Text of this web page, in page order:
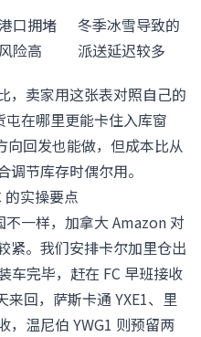
口拥堵
风险高
冬季冰雪导致的
派送延迟较多
，卖家用这张表对照自己的
在哪里更能卡住入库窗
向回发也能做，但成本比从
节库存时偶尔用。
的实操要点
一样，加拿大 Amazon 对
紧。我们安排卡尔加里仓出
车完毕，赶在 FC 早班接收
来回，萨斯卡通 YXE1、里
，温尼伯 YWG1 则预留两